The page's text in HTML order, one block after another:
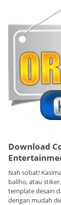
Download
Nah sobat!
baliho, atau
template desain
dengan mudah